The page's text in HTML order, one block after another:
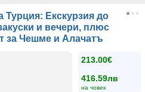
Турция: Екскурзия до
и вечери, плюс
за Чешме и Алачатъ
213.00€
416.59лв
на човек